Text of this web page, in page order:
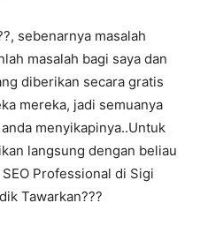
sebenarnya masalah
masalah bagi saya dan
diberikan secara gratis
mereka, jadi semuanya
menyikapinya..Untuk
langsung dengan beliau
Professional di Sigi
Tawarkan???